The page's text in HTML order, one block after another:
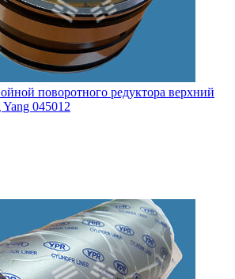
поворотного редуктора верхний
045012